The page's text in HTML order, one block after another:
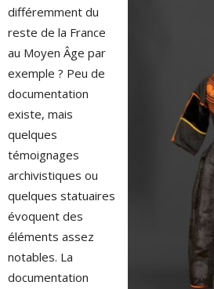
différemment du
reste de la France
au Moyen Âge par
exemple ? Peu de
documentation
existe, mais
quelques
témoignages
archivistiques ou
quelques statuaires
évoquent des
éléments assez
notables. La
documentation